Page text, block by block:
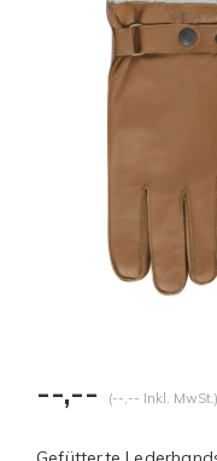
--,-- (--,-- Inkl. MwSt.)